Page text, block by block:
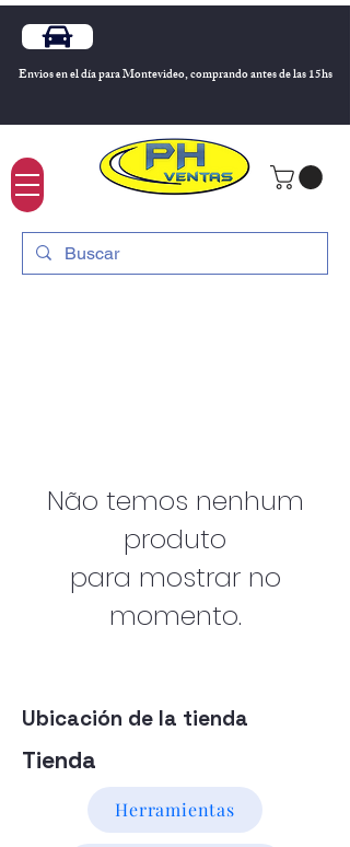
Envios en el día para Montevideo, comprando antes de las 15hs
Não temos nenhum
produto
para mostrar no
momento.
Ubicación de la tienda
Tienda
Herramientas